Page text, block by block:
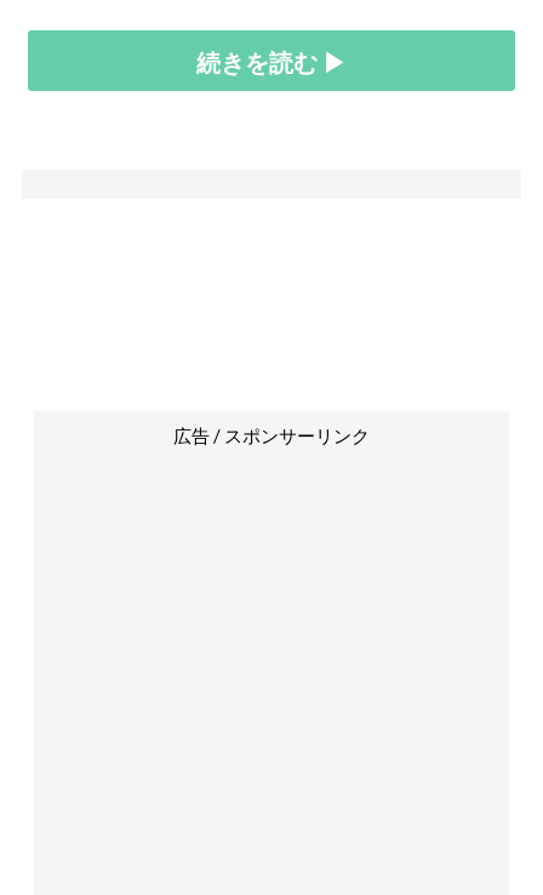
続きを読む ▶
広告 / スポンサーリンク